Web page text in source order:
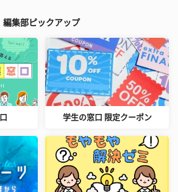
編集部ピックアップ
学生の窓口 限定クーポン